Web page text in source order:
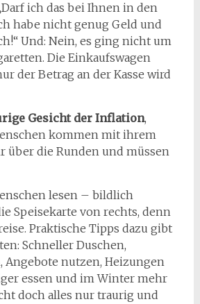
ich das bei Ihnen in den
habe nicht genug Geld und
Und: Nein, es ging nicht um
Die Einkaufswagen
der Betrag an der Kasse wird
Gesicht der Inflation,
kommen mit ihrem
über die Runden und müssen
lesen – bildlich
Speisekarte von rechts, denn
Praktische Tipps dazu gibt
Schneller Duschen,
Angebote nutzen, Heizungen
essen und im Winter mehr
doch alles nur traurig und